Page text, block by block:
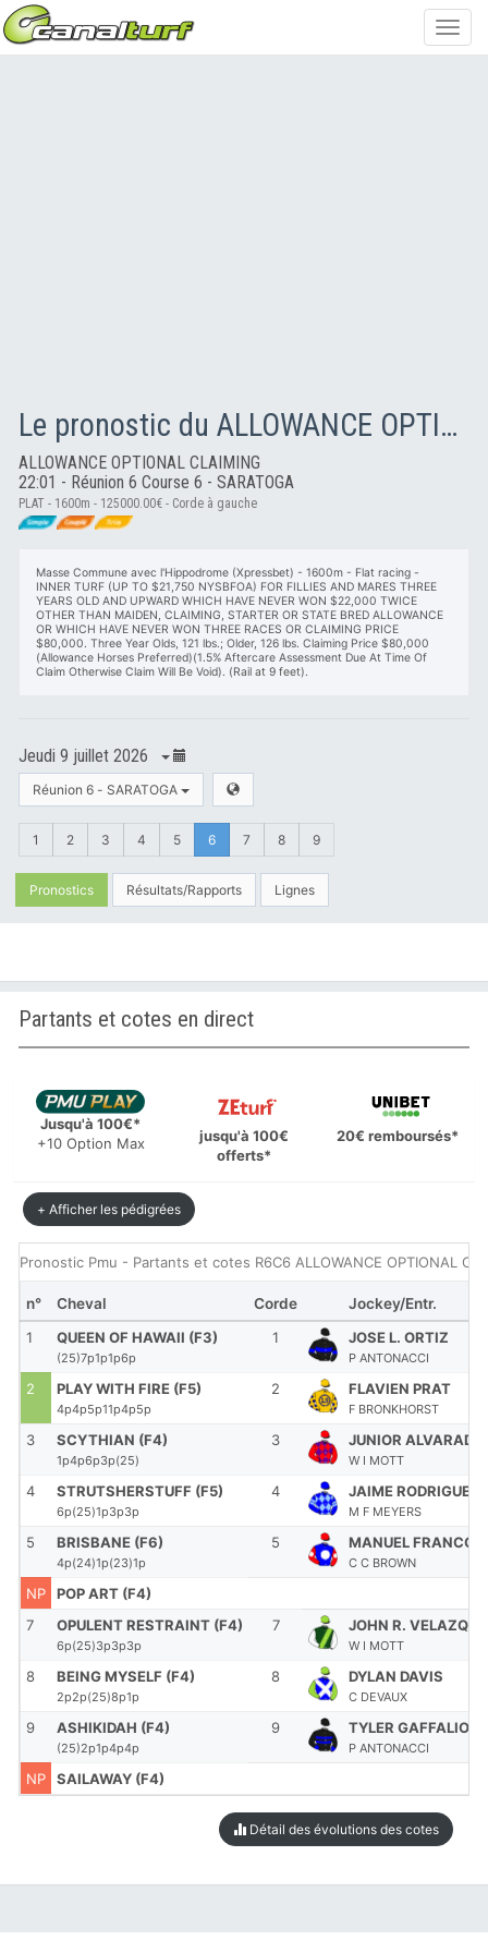
Le pronostic du ALLOWANCE OPTIONAL CLAIMING
ALLOWANCE OPTIONAL CLAIMING
22:01 - Réunion 6 Course 6 - SARATOGA
PLAT - 1600m - 125000.00€ - Corde à gauche
Masse Commune avec l'Hippodrome (Xpressbet) - 1600m - Flat racing -
INNER TURF (UP TO $21,750 NYSBFOA) FOR FILLIES AND MARES THREE
YEARS OLD AND UPWARD WHICH HAVE NEVER WON $22,000 TWICE
OTHER THAN MAIDEN, CLAIMING, STARTER OR STATE BRED ALLOWANCE
OR WHICH HAVE NEVER WON THREE RACES OR CLAIMING PRICE
$80,000. Three Year Olds, 121 lbs.; Older, 126 lbs. Claiming Price $80,000
(Allowance Horses Preferred)(1.5% Aftercare Assessment Due At Time Of
Claim Otherwise Claim Will Be Void). (Rail at 9 feet).
Jeudi 9 juillet 2026
Réunion 6 - SARATOGA
1 2 3 4 5 6 7 8 9
Pronostics Résultats/Rapports Lignes
Partants et cotes en direct
Jusqu'à 100€*
+10 Option Max
jusqu'à 100€
offerts*
20€ remboursés*
+ Afficher les pédigrées
Pronostic Pmu - Partants et cotes R6C6 ALLOWANCE OPTIONAL
n° Cheval Corde
Jockey/Entr.
1
QUEEN OF HAWAII (F3)
(25)7p1p1p6p
1 JOSE L. ORTIZ
P ANTONACCI
2 PLAY WITH FIRE (F5)
4p4p5p11p4p5p
2 FLAVIEN PRAT
F BRONKHORST
3 SCYTHIAN (F4)
1p4p6p3p(25)
3 JUNIOR ALVARADO
W I MOTT
4 STRUTSHERSTUFF (F5)
6p(25)1p3p3p
4 JAIME RODRIGUEZ
M F MEYERS
5 BRISBANE (F6)
4p(24)1p(23)1p
5 MANUEL FRANCO
C C BROWN
NP
POP ART (F4)
7
OPULENT RESTRAINT (F4)
6p(25)3p3p3p
7 JOHN R.
W I MOTT
8 BEING MYSELF (F4)
2p2p(25)8p1p
8 DYLAN DAVIS
C DEVAUX
9 ASHIKIDAH (F4)
(25)2p1p4p4p
9 TYLER GAFFALIONE
P ANTONACCI
NP SAILAWAY (F4)
Détail des évolutions des cotes